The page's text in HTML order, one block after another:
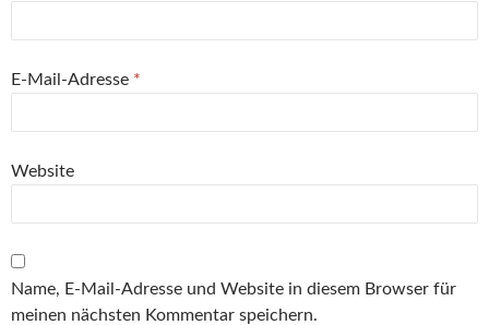
E-Mail-Adresse *
Website
Name, E-Mail-Adresse und Website in diesem Browser für
meinen nächsten Kommentar speichern.